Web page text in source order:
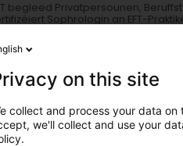
begleed Privatpersounen,
Sophrologin an EFT-
on this site
collect and process your data
we'll collect and use your